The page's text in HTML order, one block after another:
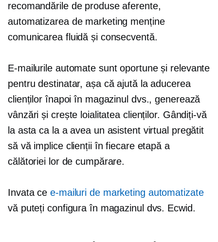
recomandările de produse aferente,
automatizarea de marketing menține
comunicarea fluidă și consecventă.
E-mailurile automate sunt oportune și relevante
pentru destinatar, așa că ajută la aducerea
clienților înapoi în magazinul dvs., generează
vânzări și crește loialitatea clienților. Gândiți-vă
la asta ca la a avea un asistent virtual pregătit
să vă implice clienții în fiecare etapă a
călătoriei lor de cumpărare.
Invata cee-mailuri de marketing automatizate
vă puteți configura în magazinul dvs. Ecwid.